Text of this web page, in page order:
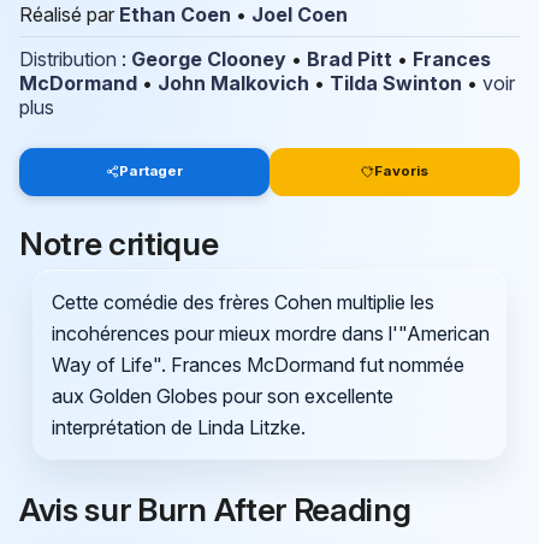
Réalisé par Ethan Coen • Joel Coen
Distribution : George Clooney • Brad Pitt • Frances
McDormand • John Malkovich • Tilda Swinton • voir
plus
Partager Favoris
Notre critique
Cette comédie des frères Cohen multiplie les
incohérences pour mieux mordre dans l'"American
Way of Life". Frances McDormand fut nommée
aux Golden Globes pour son excellente
interprétation de Linda Litzke.
Avis sur Burn After Reading